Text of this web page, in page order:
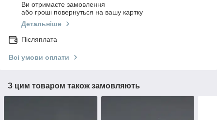
Ви отримаєте замовлення
або гроші повернуться на вашу картку
Детальніше
Післяплата
Всі умови оплати
З цим товаром також замовляють